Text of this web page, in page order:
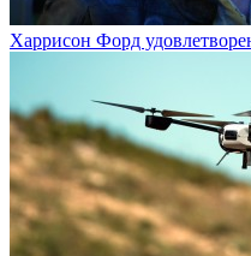
Харрисон Форд